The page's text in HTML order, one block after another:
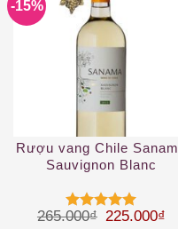
-15%
Rượu vang Chile
Sauvignon Blanc
Được xếp
265.000₫ Giá gốc
225.000₫